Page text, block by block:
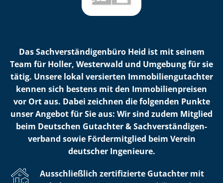
Das Sach­ver­stän­di­gen­bü­ro Heid ist mit seinem
Team für Holler, Westerwald und Umgebung für sie
tätig. Unsere lokal versierten Im­mo­bi­li­en­gut­ach­ter
kennen sich bestens mit den Im­mo­bi­li­en­prei­sen
vor Ort aus. Dabei zeichnen die folgenden Punkte
unser Angebot für Sie aus: Wir sind zudem Mitglied
beim Deutschen Gutachter & Sach­ver­stän­di­gen­
ver­band sowie Fördermitglied beim Verein
deutscher Ingenieure.
Ausschließlich zertifizierte Gutachter mit